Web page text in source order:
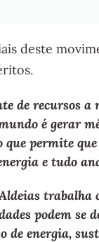
deste
de recursos
é gerar
permite que
e tudo
trabalha
podem se
de energia,